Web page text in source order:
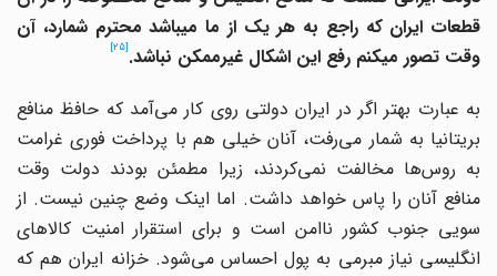
قطعات ایران که راجع به هر یک از ما می ‎باشد محترم شمارد، آن
وقت تصور می
به عبارت بهتر اگر در ایران دولتی روی کار می‌آمد که حافظ منافع
بریتانیا به شمار می‌رفت، آنان خیلی هم با پرداخت فوری غرامت
به روس‌ها مخالفت نمی‌کردند، زیرا مطمئن بودند دولت وقت
منافع آنان را پاس خواهد داشت. اما اینک وضع چنین نیست. از
سویی جنوب کشور ناامن است و برای استقرار امنیت کالاهای
انگلیسی نیاز مبرمی به پول احساس می‌شود. خزانه ایران هم که